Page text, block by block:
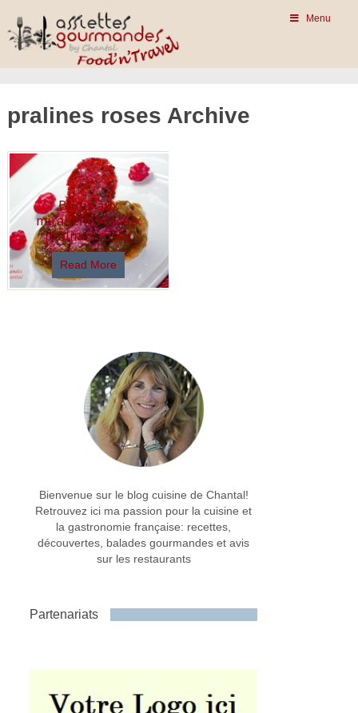
Menu
pralines roses Archive
Blinis aux
mirabelles et aux
pralines roses
Read More
Bienvenue sur le blog cuisine de Chantal!
Retrouvez ici ma passion pour la cuisine et
la gastronomie française: recettes,
découvertes, balades gourmandes et avis
sur les restaurants
Partenariats